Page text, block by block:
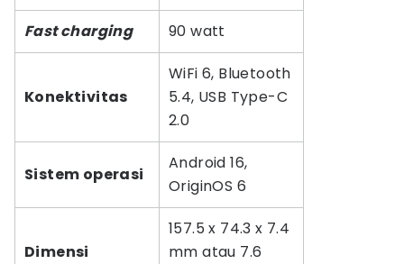
Fast charging 90 watt
Konektivitas
WiFi 6, Bluetooth
5.4, USB Type-C
2.0
Sistem operasi
Android 16,
OriginOS 6
Dimensi
157.5 x 74.3 x 7.4
mm atau 7.6